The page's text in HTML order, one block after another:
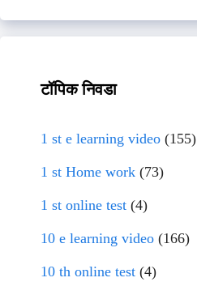
टॉपिक निवडा
1 st e learning video (155)
1 st Home work (73)
1 st online test (4)
10 e learning video (166)
10 th online test (4)